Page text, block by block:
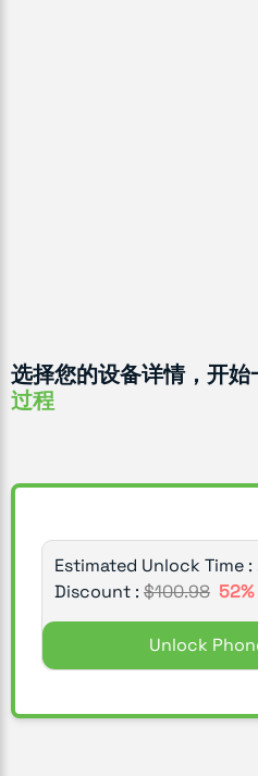
选择您的设备详情，开
过程
Estimated Unlock Time :
Discount : $100.98 52
Unlock